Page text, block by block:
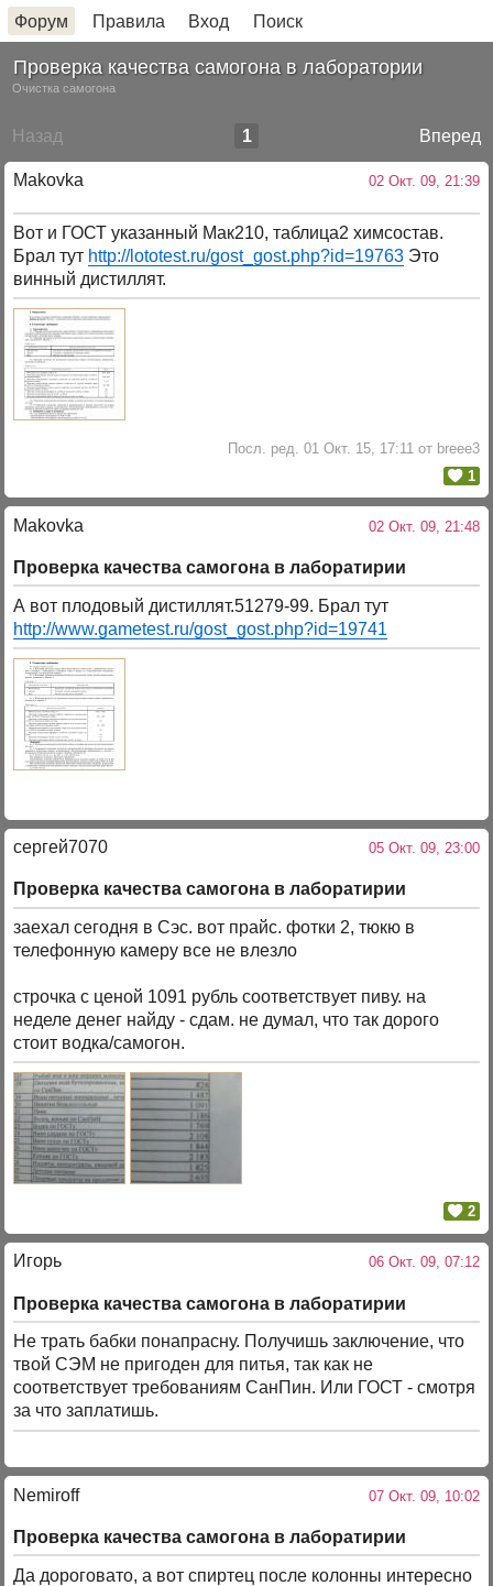
Форум Правила Вход Поиск
Проверка качества самогона в лаборатории
Очистка самогона
Назад Вперед
1
Makovka 02 Окт. 09, 21:39
Вот и ГОСТ указанный Мак210, таблица2 химсостав.
Брал тут http://lototest.ru/gost_gost.php?id=19763 Это
винный дистиллят.
Посл. ред. 01 Окт. 15, 17:11 от breee3
1
Makovka 02 Окт. 09, 21:48
Проверка качества самогона в лаборатирии
А вот плодовый дистиллят.51279-99. Брал тут
http://www.gametest.ru/gost_gost.php?id=19741
сергей7070 05 Окт. 09, 23:00
Проверка качества самогона в лаборатирии
заехал сегодня в Сэс. вот прайс. фотки 2, тюкю в
телефонную камеру все не влезло
строчка с ценой 1091 рубль соответствует пиву. на
неделе денег найду - сдам. не думал, что так дорого
стоит водка/самогон.
2
Игорь 06 Окт. 09, 07:12
Проверка качества самогона в лаборатирии
Не трать бабки понапрасну. Получишь заключение, что
твой СЭМ не пригоден для питья, так как не
соответствует требованиям СанПин. Или ГОСТ - смотря
за что заплатишь.
Nemiroff 07 Окт. 09, 10:02
Проверка качества самогона в лаборатирии
Да дороговато, а вот спиртец после колонны интересно